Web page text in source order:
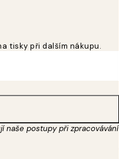
tisky při dalším nákupu.
naše postupy při zpracovávání